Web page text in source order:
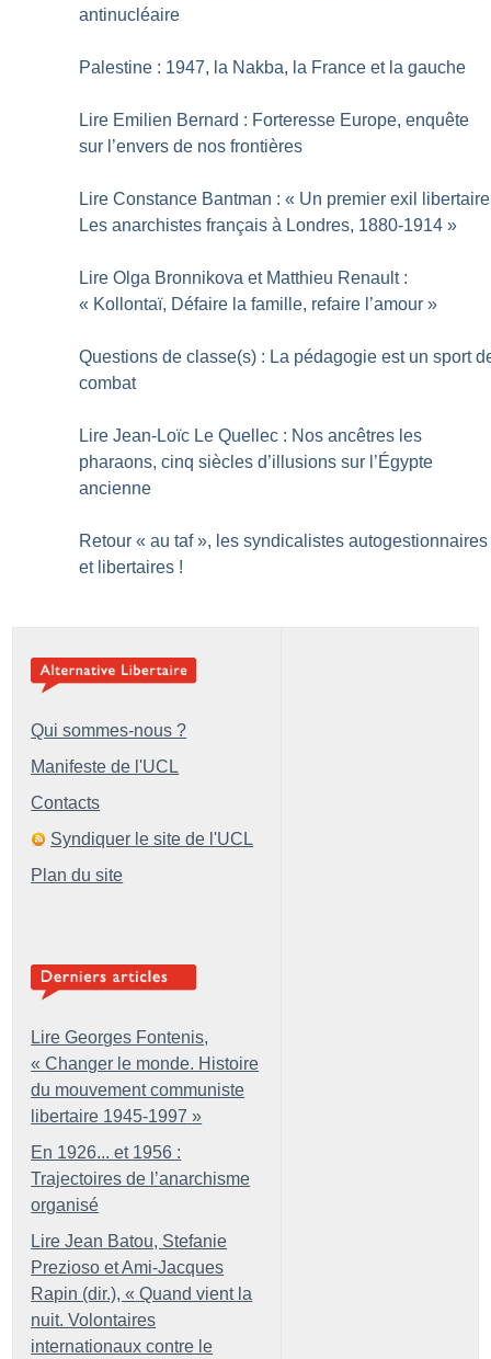
antinucléaire
Palestine : 1947, la Nakba, la France et la gauche
Lire Emilien Bernard : Forteresse Europe, enquête
sur l’envers de nos frontières
Lire Constance Bantman : « Un premier exil
Les anarchistes français à Londres, 1880-1914 »
Lire Olga Bronnikova et Matthieu Renault :
« Kollontaï, Défaire la famille, refaire l’amour »
Questions de classe(s) : La pédagogie est un sport
combat
Lire Jean-Loïc Le Quellec : Nos ancêtres les
pharaons, cinq siècles d’illusions sur l’Égypte
ancienne
Retour « au taf », les syndicalistes autogestionnaires
et libertaires !
Qui sommes-nous ?
Manifeste de l'UCL
Contacts
Syndiquer le site de l'UCL
Plan du site
Lire Georges Fontenis,
« Changer le monde. Histoire
du mouvement communiste
libertaire 1945-1997 »
En 1926... et 1956 :
Trajectoires de l’anarchisme
organisé
Lire Jean Batou, Stefanie
Prezioso et Ami-Jacques
Rapin (dir.), « Quand vient la
nuit. Volontaires
internationaux contre le